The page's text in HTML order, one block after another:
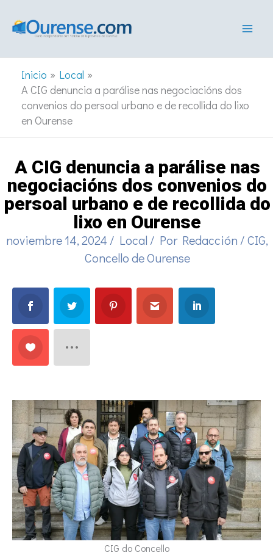
Inicio
Local
A CIG denuncia a parálise nas negociacións dos
convenios do persoal urbano e de recollida do lixo
en Ourense
A CIG denuncia a parálise nas
negociacións dos convenios do
persoal urbano e de recollida do
lixo en Ourense
noviembre 14, 2024 / Local / Por Redacción /CIG,
Concello de Ourense
CIG do Concello